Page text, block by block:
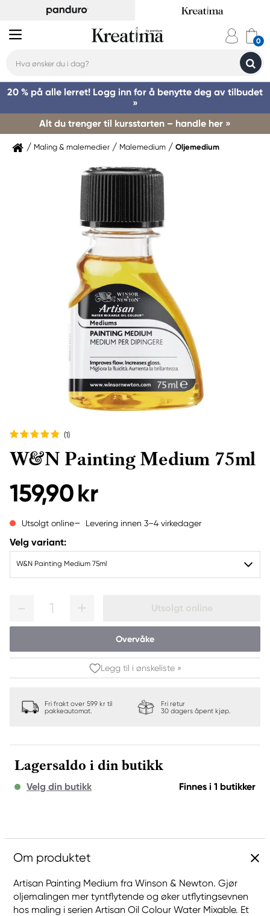
20 % på alle lerret! Logg inn for å benytte deg av tilbudet
»
Alt du trenger til kursstarten – handle her »
Maling & malemedier Malemedium Oljemedium
(1)
W&N Painting Medium 75ml
159,90 kr
Utsolgt online Levering innen 3–4 virkedager
Velg variant:
W&N Painting Medium 75ml
1 Utsolgt online
Overvåke
Legg til i ønskeliste »
Fri frakt over 599 kr til
pakkeautomat.
Fri retur
30 dagers åpent kjøp.
Lagersaldo i din butikk
Velg din butikk Finnes i 1 butikker
Om produktet
Artisan Painting Medium fra Winson & Newton. Gjør
oljemalingen mer tyntflytende og øker utflytingsevnen
hos maling i serien Artisan Oil Colour Water Mixable. Et